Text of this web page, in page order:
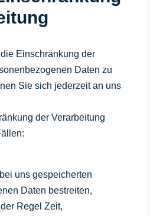
Einschränkung der
Daten zu
Sie sich jederzeit an uns
der Verarbeitung
uns gespeicherten
Daten bestreiten,
Regel Zeit,